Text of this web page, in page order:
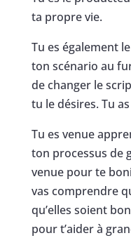
ta propre vie.
Tu es également
ton scénario au
de changer le
tu le désires. Tu
Tu es venue
ton processus de
venue pour te
vas comprendre
qu’elles soient
pour t’aider à